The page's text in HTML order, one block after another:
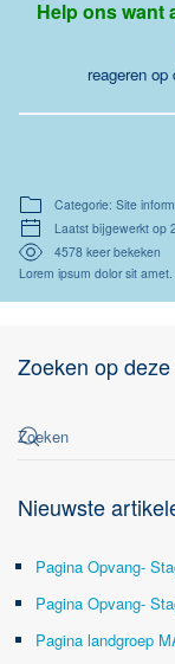
Help ons want
reageren
Categorie: Site
Laatst bijgewerkt op
4578 keer bekeken
Lorem ipsum dolor sit amet.
Zoeken op
Nieuwste
Pagina Opvang-
Pagina Opvang-
Pagina landgroep